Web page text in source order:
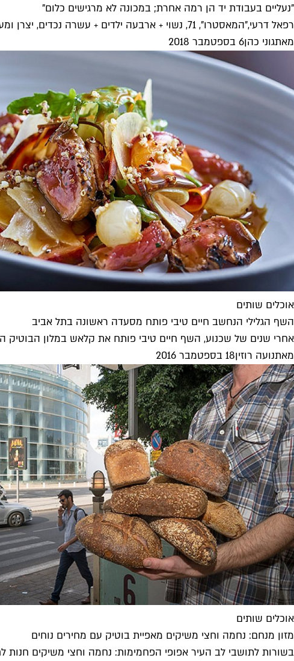
"נעליים בעבודת יד הן רמה אחרת; במכונה לא מרגישים כלום"
רפאל דרעי,"המאסטרו", 71, נשוי + ארבעה ילדים + עשרה נכדים, יצרן ומעצב נעלי כלות וערב. מספר על הדרך שבה הגיע לעיצוב...
מאתגוני כהן6 בספטמבר 2018
אוכלים שותים
השף הגלילי הנחשב חיים טיבי פותח מסעדה ראשונה בתל אביב
אחרי שנים של שכנוע, השף חיים טיבי פותח את קלאש במלון
מאתנועה רוזין18 בספטמבר 2016
אוכלים שותים
מזון מנחם: נחמה וחצי משיקים מאפיית בוטיק עם מחירים נוחים
בשורות לתושבי לב העיר אפופי הפחמימות: נחמה וחצי משיקים